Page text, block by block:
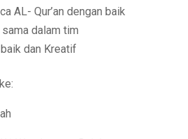
AL- Qur’an dengan baik
dalam tim
dan Kreatif